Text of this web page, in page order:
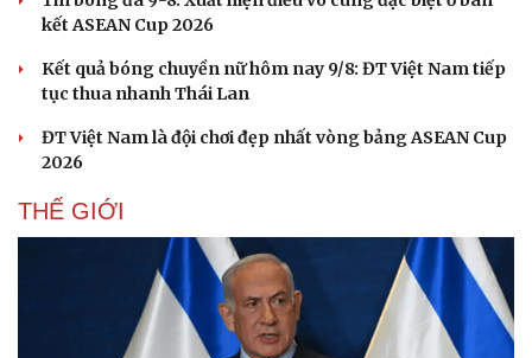
kết ASEAN Cup 2026
Kết quả bóng chuyền nữ hôm nay 9/8: ĐT Việt Nam tiếp
tục thua nhanh Thái Lan
ĐT Việt Nam là đội chơi đẹp nhất vòng bảng ASEAN Cup
2026
THẾ GIỚI